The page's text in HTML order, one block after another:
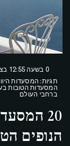
0 בשעה 12:55 בצהריים
תגיות: המסעדות
המסעדות הטובות
ברחבי העולם
20
הנופים